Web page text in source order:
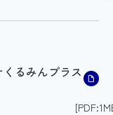
るみんプラス